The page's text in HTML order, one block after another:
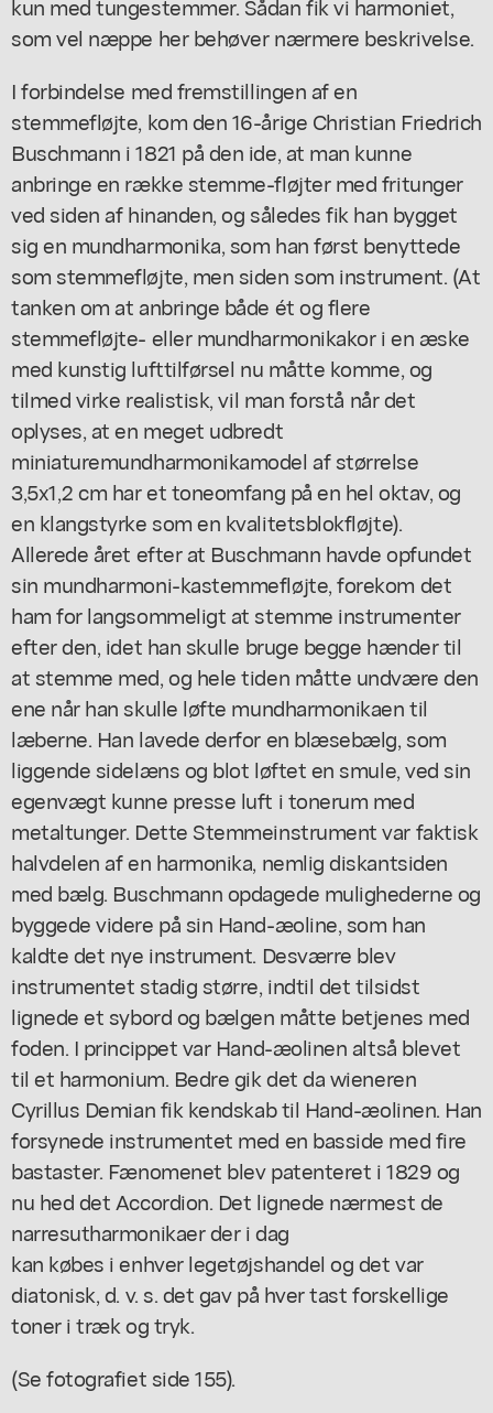
som vel næppe her behøver nærmere beskrivelse.
I forbindelse med fremstillingen af en
stemmefløjte, kom den 16-årige Christian Friedrich
Buschmann i 1821 på den ide, at man kunne
anbringe en række stemme-fløjter med fritunger
ved siden af hinanden, og således fik han bygget
sig en mundharmonika, som han først benyttede
som stemmefløjte, men siden som instrument. (At
tanken om at anbringe både ét og flere
stemmefløjte- eller mundharmonikakor i en æske
med kunstig lufttilførsel nu måtte komme, og
tilmed virke realistisk, vil man forstå når det
oplyses, at en meget udbredt
miniaturemundharmonikamodel af størrelse
3,5x1,2 cm har et toneomfang på en hel oktav, og
en klangstyrke som en kvalitetsblokfløjte).
Allerede året efter at Buschmann havde opfundet
sin mundharmoni-kastemmefløjte, forekom det
ham for langsommeligt at stemme instrumenter
efter den, idet han skulle bruge begge hænder til
at stemme med, og hele tiden måtte undvære den
ene når han skulle løfte mundharmonikaen til
læberne. Han lavede derfor en blæsebælg, som
liggende sidelæns og blot løftet en smule, ved sin
egenvægt kunne presse luft i tonerum med
metaltunger. Dette Stemmeinstrument var faktisk
halvdelen af en harmonika, nemlig diskantsiden
med bælg. Buschmann opdagede mulighederne og
byggede videre på sin Hand-æoline, som han
kaldte det nye instrument. Desværre blev
instrumentet stadig større, indtil det tilsidst
lignede et sybord og bælgen måtte betjenes med
foden. I princippet var Hand-æolinen altså blevet
til et harmonium. Bedre gik det da wieneren
Cyrillus Demian fik kendskab til Hand-æolinen. Han
forsynede instrumentet med en basside med fire
bastaster. Fænomenet blev patenteret i 1829 og
nu hed det Accordion. Det lignede nærmest de
narresutharmonikaer der i dag
kan købes i enhver legetøjshandel og det var
diatonisk, d. v. s. det gav på hver tast forskellige
toner i træk og tryk.
(Se fotografiet side 155).